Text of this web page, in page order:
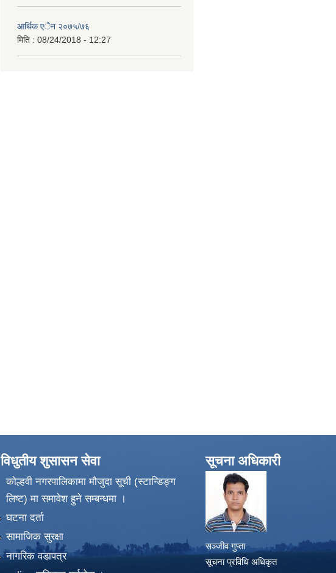
आर्थिक एेेन २०७५/७६
मिति : 08/24/2018 - 12:27
विधुतीय शुसासन सेवा
कोल्हवी नगरपालिकामा मौजुदा सूची (स्टान्डिङ्ग
लिष्ट) मा समावेश हुने सम्बन्धमा ।
घटना दर्ता
सामाजिक सुरक्षा
नागरिक वडापत्र
सूचना अधिकारी
सञ्जीव गुप्ता
सूचना प्रविधि अधिकृत